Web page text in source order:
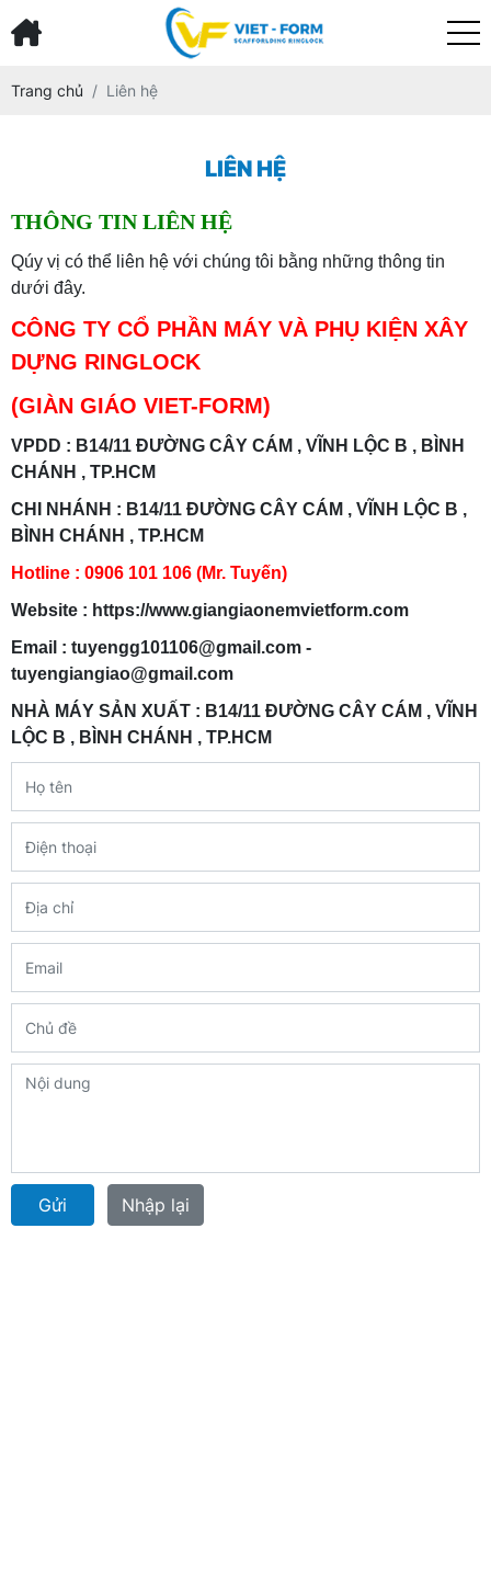
Trang chủ Liên hệ
LIÊN HỆ
THÔNG TIN LIÊN HỆ
Qúy vị có thể liên hệ với chúng tôi bằng những thông tin
dưới đây.
CÔNG TY CỔ PHẦN MÁY VÀ PHỤ KIỆN XÂY
DỰNG RINGLOCK
(GIÀN GIÁO VIET-FORM)
VPDD : B14/11 ĐƯỜNG CÂY CÁM , VĨNH LỘC B , BÌNH
CHÁNH , TP.HCM
CHI NHÁNH : B14/11 ĐƯỜNG CÂY CÁM , VĨNH LỘC B ,
BÌNH CHÁNH , TP.HCM
Hotline : 0906 101 106 (Mr. Tuyến)
Website : https://www.giangiaonemvietform.com
Email : tuyengg101106@gmail.com -
tuyengiangiao@gmail.com
NHÀ MÁY SẢN XUẤT : B14/11 ĐƯỜNG CÂY CÁM , VĨNH
LỘC B , BÌNH CHÁNH , TP.HCM